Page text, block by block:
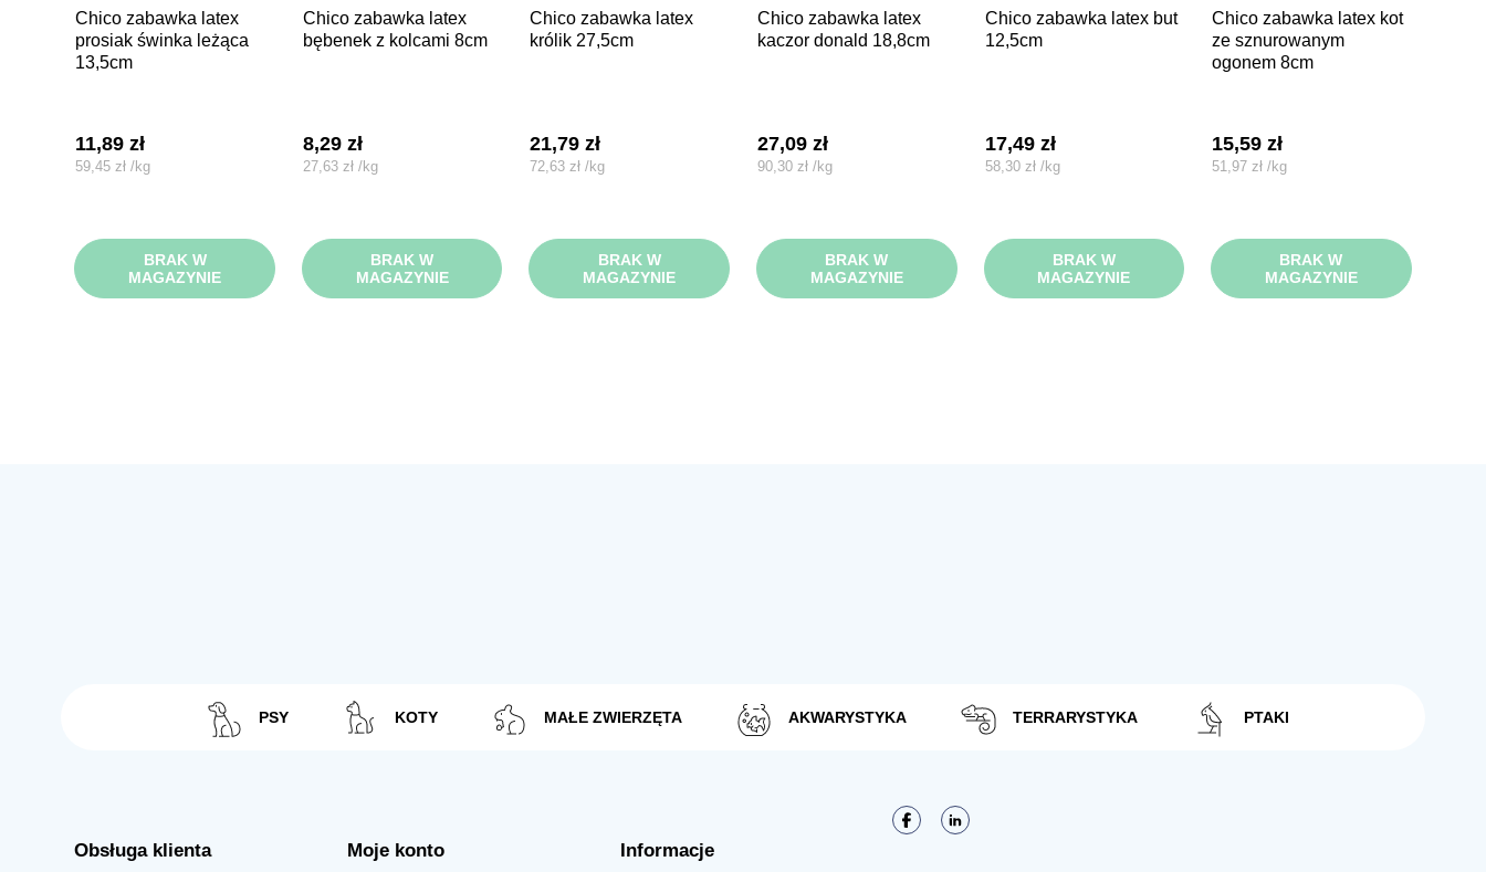
chico zabawka latex
prosiak świnka leżąca
13,5cm
11,89zł
59,45zł /kg
BRAK W
MAGAZYNIE
chico zabawka latex
bębenek z kolcami 8cm
8,29 zł
27,63 zł /kg
BRAK W
MAGAZYNIE
chico zabawka latex
królik 27,5cm
21,79zł
72,63zł /kg
BRAK W
MAGAZYNIE
chico zabawka latex
kaczor donald 18,8cm
27,09 zł
90,30 zł /kg
BRAK W
MAGAZYNIE
chico zabawka latex but
12,5cm
17,49 zł
58,30 zł /kg
BRAK W
MAGAZYNIE
chico zabawka latex kot
ze sznurowanym
ogonem 8cm
15,59zł
51,97zł /kg
BRAK W
MAGAZYNIE
PSY KOTY MAŁE ZWIERZĘTA AKWARYSTYKA TERRARYSTYKA PTAKI
Obsługa klienta Moje konto Informacje